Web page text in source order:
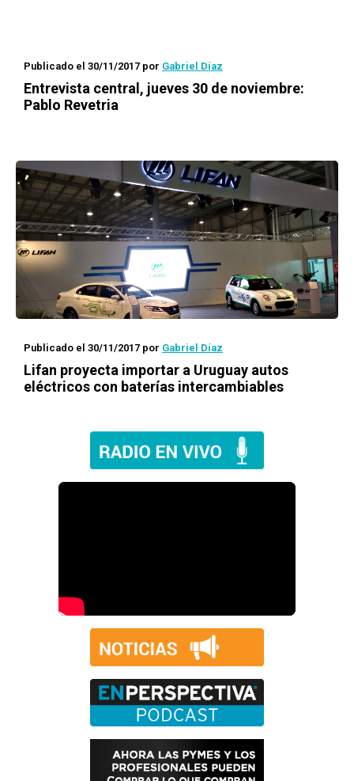
Publicado el 30/11/2017 por Gabriel Díaz
Entrevista central, jueves 30 de noviembre:
Pablo Revetria
Publicado el 30/11/2017 por Gabriel Díaz
Lifan proyecta importar a Uruguay autos
eléctricos con baterías intercambiables